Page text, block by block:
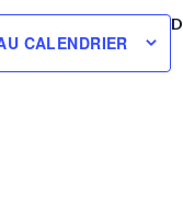
CALENDRIER